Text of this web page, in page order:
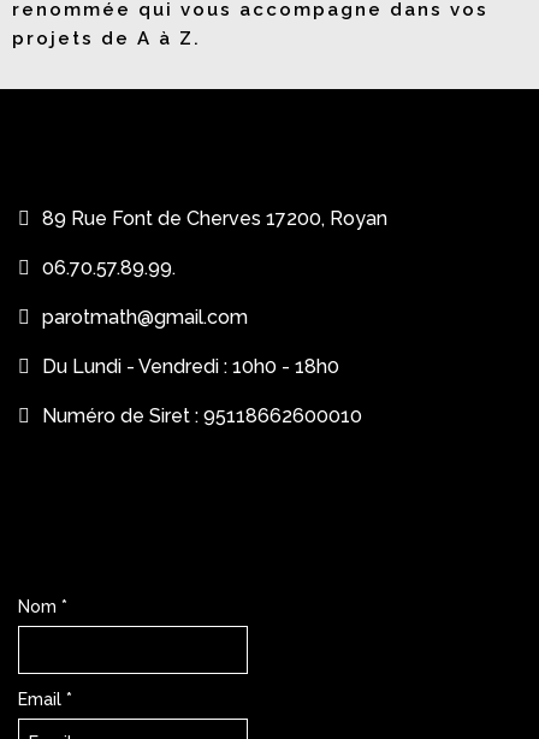
renommée qui vous accompagne dans vos
projets de A à Z.
89 Rue Font de Cherves 17200, Royan
06.70.57.89.99.
parotmath@gmail.com
Du Lundi - Vendredi : 10h0 - 18h0
Numéro de Siret : 95118662600010
Nom *
Email *